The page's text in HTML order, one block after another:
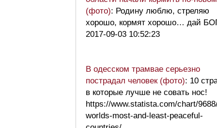
(фото): Родину люблю, стреляю
хорошо, кормят хорошо… дай
2017-09-03 10:52:23
В одесском трамвае серьезно
пострадал человек (фото): 10
в которые лучше не совать нос!
https://www.statista.com/chart/
worlds-most-and-least-peaceful-